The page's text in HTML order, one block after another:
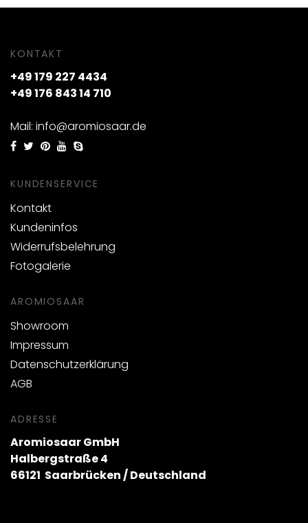
KONTAKT
+49 179 227 4434
+49 176 843 14 710
Mail: info@aromiosaar.de
KUNDENSERVICE
Kontakt
Kundeninfos
Widerrufsbelehrung
Fotogalerie
AROMIOSAAR
Showroom
Impressum
Datenschutzerklärung
AGB
ADRESSE
Aromiosaar GmbH
Halbergstraße 4
66121 Saarbrücken / Deutschland